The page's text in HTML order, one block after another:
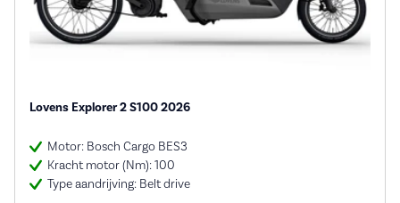
Lovens Explorer 2 S100 2026
Motor: Bosch Cargo BES3
Kracht motor (Nm): 100
Type aandrijving: Belt drive